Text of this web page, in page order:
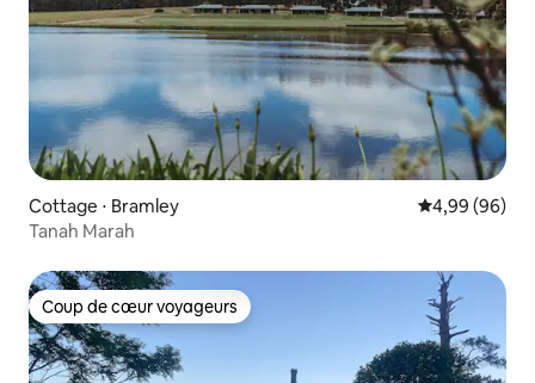
Cottage ⋅ Bramley Évaluation
4,99 (96)
Tanah Marah
Coup de cœur voyageurs
Coup de cœur voyageurs